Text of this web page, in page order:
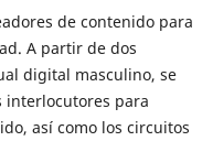
de contenido para
A partir de dos
digital masculino, se
interlocutores para
así como los circuitos